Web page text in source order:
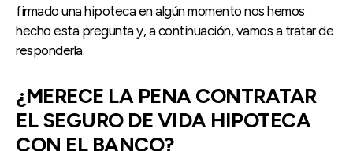
firmado una hipoteca en algún momento nos hemos
hecho esta pregunta y, a continuación, vamos a tratar de
responderla.
¿MERECE LA PENA CONTRATAR
EL SEGURO DE VIDA HIPOTECA
CON EL BANCO?